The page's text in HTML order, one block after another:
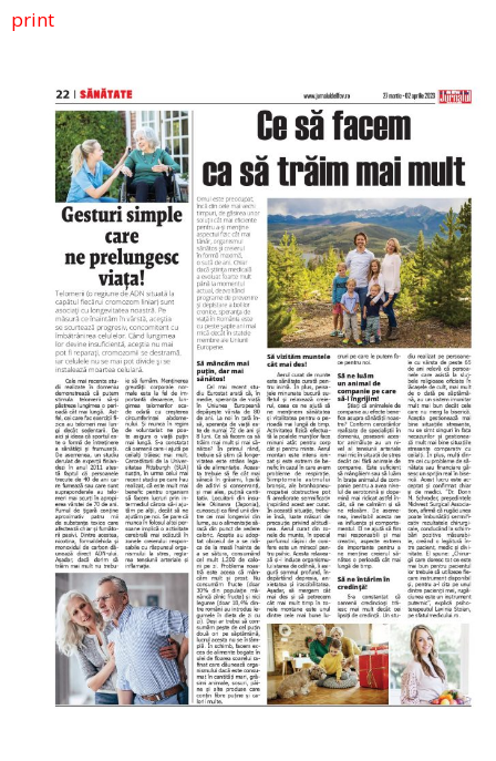
print